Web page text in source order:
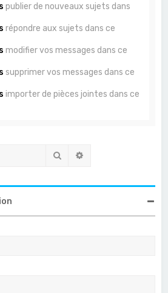
publier de nouveaux sujets dans
répondre aux sujets dans ce
modifier vos messages dans ce
supprimer vos messages dans ce
importer de pièces jointes dans ce
Rechercher